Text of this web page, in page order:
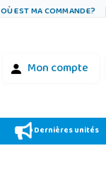
OÙ EST MA COMMANDE?
Mon compte
Dernières unités